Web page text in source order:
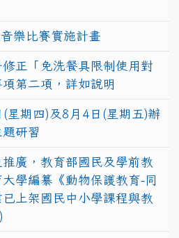
樂比賽實施計畫
正「免洗餐具限制使用對
第二項，詳如說明
星期四)及8月4日(星期五)辦
研習
廣，教育部國民及學前教
學編纂《動物保護教育-同
上架國民中小學課程與教